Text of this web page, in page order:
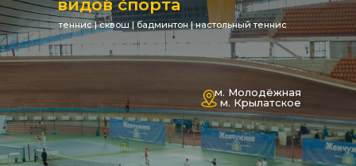
м. Молодёжная
м. Крылатское
видов спорта
теннис | сквош | бадминтон | настольный теннис